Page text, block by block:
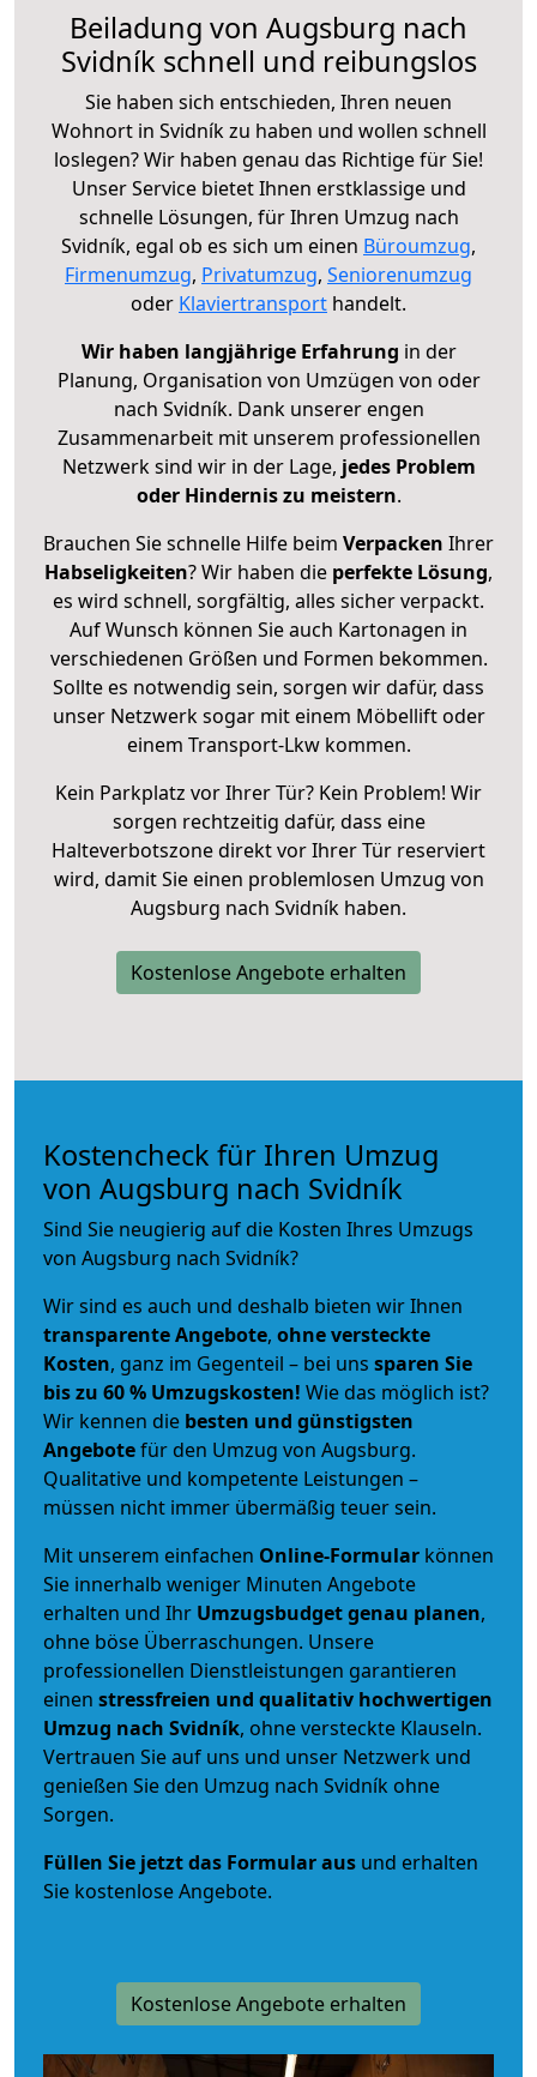
Beiladung von Augsburg nach
Svidník schnell und reibungslos
Sie haben sich entschieden, Ihren neuen
Wohnort in Svidník zu haben und wollen schnell
loslegen? Wir haben genau das Richtige für Sie!
Unser Service bietet Ihnen erstklassige und
schnelle Lösungen, für Ihren Umzug nach
Svidník, egal ob es sich um einen Büroumzug,
Firmenumzug, Privatumzug, Seniorenumzug
oder Klaviertransport handelt.
Wir haben langjährige Erfahrung in der
Planung, Organisation von Umzügen von oder
nach Svidník. Dank unserer engen
Zusammenarbeit mit unserem professionellen
Netzwerk sind wir in der Lage, jedes Problem
oder Hindernis zu meistern.
Brauchen Sie schnelle Hilfe beim Verpacken Ihrer
Habseligkeiten? Wir haben die perfekte Lösung,
es wird schnell, sorgfältig, alles sicher verpackt.
Auf Wunsch können Sie auch Kartonagen in
verschiedenen Größen und Formen bekommen.
Sollte es notwendig sein, sorgen wir dafür, dass
unser Netzwerk sogar mit einem Möbellift oder
einem Transport-Lkw kommen.
Kein Parkplatz vor Ihrer Tür? Kein Problem! Wir
sorgen rechtzeitig dafür, dass eine
Halteverbotszone direkt vor Ihrer Tür reserviert
wird, damit Sie einen problemlosen Umzug von
Augsburg nach Svidník haben.
Kostenlose Angebote erhalten
Kostencheck für Ihren Umzug
von Augsburg nach Svidník
Sind Sie neugierig auf die Kosten Ihres Umzugs
von Augsburg nach Svidník?
Wir sind es auch und deshalb bieten wir Ihnen
transparente Angebote, ohne versteckte
Kosten, ganz im Gegenteil – bei uns sparen Sie
bis zu 60 % Umzugskosten! Wie das möglich ist?
Wir kennen die besten und günstigsten
Angebotefür den Umzug von Augsburg.
Qualitative und kompetente Leistungen –
müssen nicht immer übermäßig teuer sein.
Mit unserem einfachen Online-Formular können
Sie innerhalb weniger Minuten Angebote
erhalten und Ihr Umzugsbudgetgenau planen,
ohne böse Überraschungen. Unsere
professionellen Dienstleistungen garantieren
einen stressfreien und qualitativ hochwertigen
Umzug nach Svidník, ohne versteckte Klauseln.
Vertrauen Sie auf uns und unser Netzwerk und
genießen Sie den Umzug nach Svidník ohne
Sorgen.
Füllen Sie jetzt das Formular aus und erhalten
Sie kostenlose Angebote.
Kostenlose Angebote erhalten